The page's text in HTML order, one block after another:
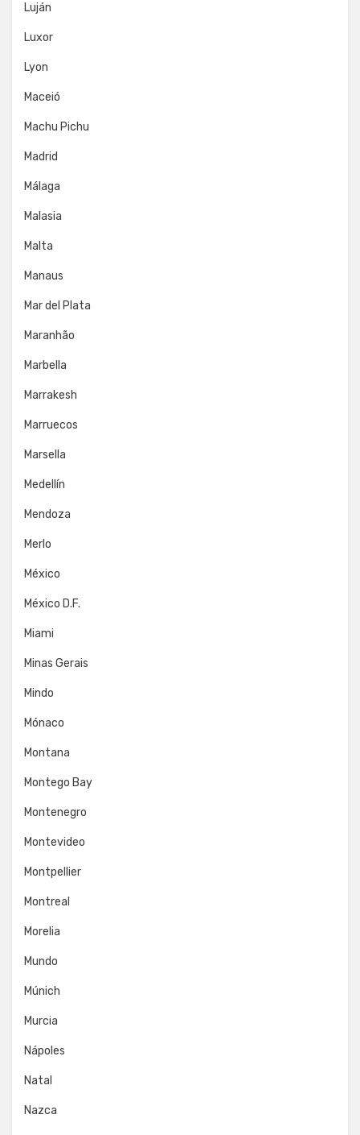
Luján
Luxor
Lyon
Maceió
Machu Pichu
Madrid
Málaga
Malasia
Malta
Manaus
Mar del Plata
Maranhão
Marbella
Marrakesh
Marruecos
Marsella
Medellín
Mendoza
Merlo
México
México D.F.
Miami
Minas Gerais
Mindo
Mónaco
Montana
Montego Bay
Montenegro
Montevideo
Montpellier
Montreal
Morelia
Mundo
Múnich
Murcia
Nápoles
Natal
Nazca